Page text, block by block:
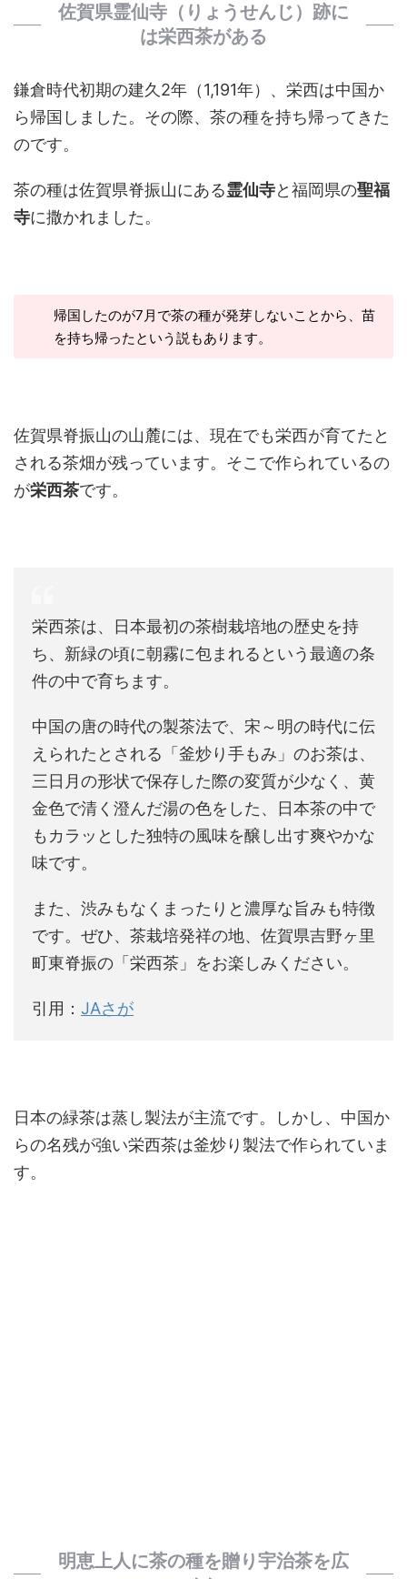
佐賀県霊仙寺（りょうせんじ）跡に
は栄西茶がある
鎌倉時代初期の建久2年（1,191年）、栄西は中国か
ら帰国しました。その際、茶の種を持ち帰ってきた
のです。
茶の種は佐賀県脊振山にある霊仙寺と福岡県の聖福
寺に撒かれました。
帰国したのが7月で茶の種が発芽しないことから、苗
を持ち帰ったという説もあります。
佐賀県脊振山の山麓には、現在でも栄西が育てたと
される茶畑が残っています。そこで作られているの
が栄西茶です。
栄西茶は、日本最初の茶樹栽培地の歴史を持
ち、新緑の頃に朝霧に包まれるという最適の条
件の中で育ちます。
中国の唐の時代の製茶法で、宋～明の時代に伝
えられたとされる「釜炒り手もみ」のお茶は、
三日月の形状で保存した際の変質が少なく、黄
金色で清く澄んだ湯の色をした、日本茶の中で
もカラッとした独特の風味を醸し出す爽やかな
味です。
また、渋みもなくまったりと濃厚な旨みも特徴
です。ぜひ、茶栽培発祥の地、佐賀県吉野ヶ里
町東脊振の「栄西茶」をお楽しみください。
引用： JAさが
日本の緑茶は蒸し製法が主流です。しかし、中国か
らの名残が強い栄西茶は釜炒り製法で作られていま
す。
明恵上人に茶の種を贈り宇治茶を広